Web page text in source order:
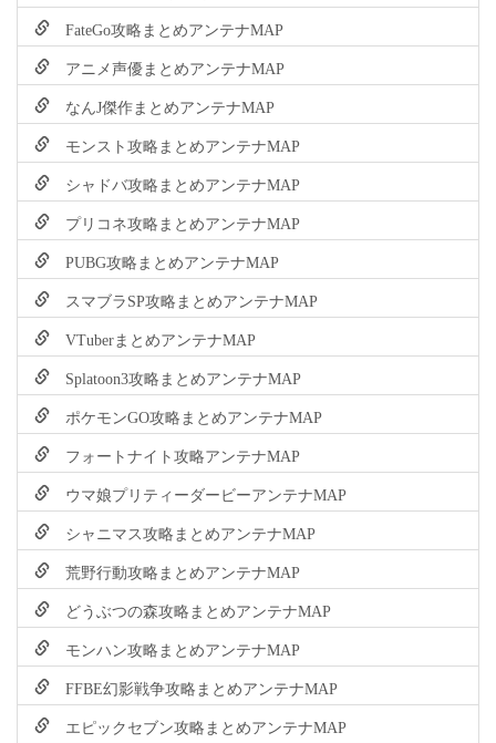
FateGo攻略まとめアンテナMAP
アニメ声優まとめアンテナMAP
なんJ傑作まとめアンテナMAP
モンスト攻略まとめアンテナMAP
シャドバ攻略まとめアンテナMAP
プリコネ攻略まとめアンテナMAP
PUBG攻略まとめアンテナMAP
スマブラSP攻略まとめアンテナMAP
VTuberまとめアンテナMAP
Splatoon3攻略まとめアンテナMAP
ポケモンGO攻略まとめアンテナMAP
フォートナイト攻略アンテナMAP
ウマ娘プリティーダービーアンテナMAP
シャニマス攻略まとめアンテナMAP
荒野行動攻略まとめアンテナMAP
どうぶつの森攻略まとめアンテナMAP
モンハン攻略まとめアンテナMAP
FFBE幻影戦争攻略まとめアンテナMAP
エピックセブン攻略まとめアンテナMAP